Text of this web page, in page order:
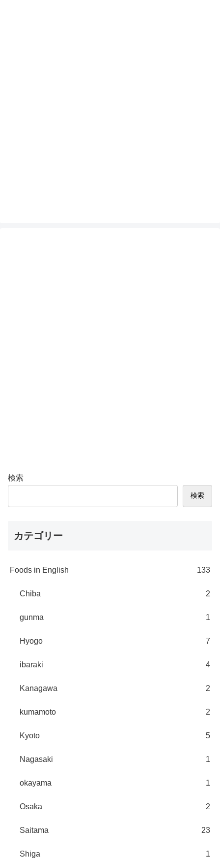
検索
検索
カテゴリー
Foods in English 133
Chiba 2
gunma 1
Hyogo 7
ibaraki 4
Kanagawa 2
kumamoto 2
Kyoto 5
Nagasaki 1
okayama 1
Osaka 2
Saitama 23
Shiga 1